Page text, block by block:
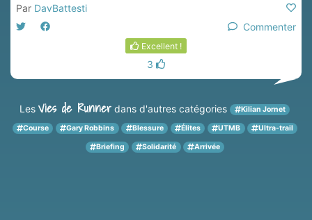
Par DavBattesti
Commenter
Excellent !
3
LesVies de Runner dans d'autres catégories Kilian Jornet
Course Gary Robbins Blessure Élites UTMB Ultra-trail
Briefing Solidarité Arrivée